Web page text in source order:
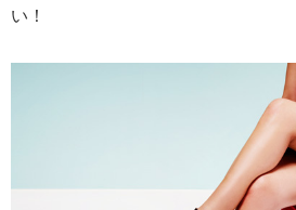
い！